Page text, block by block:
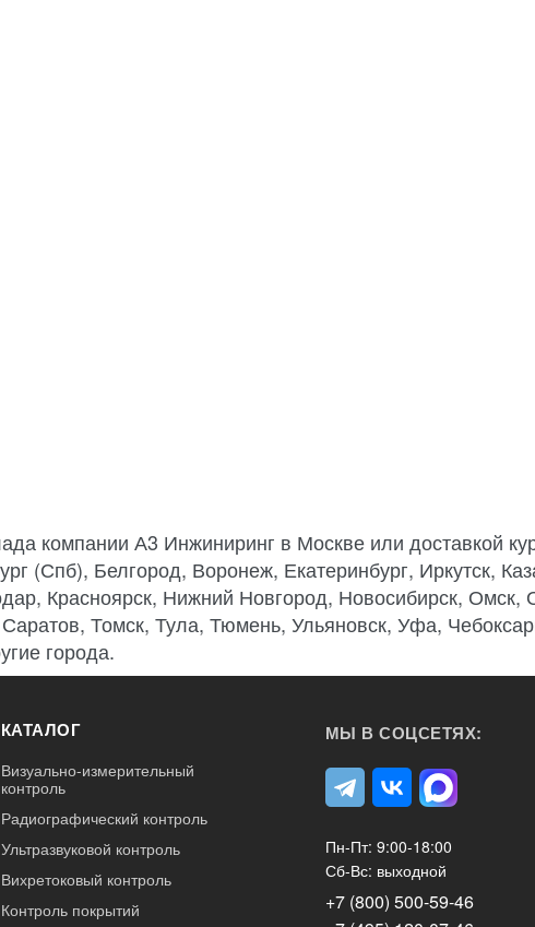
компании А3 Инжиниринг в Москве или доставкой
(Спб), Белгород, Воронеж, Екатеринбург, Иркутск,
Красноярск, Нижний Новгород, Новосибирск, Омск,
Томск, Тула, Тюмень, Ульяновск, Уфа,
города.
КАТАЛОГ
Визуально-измерительный
контроль
Радиографический контроль
Ультразвуковой контроль
Вихретоковый контроль
Контроль покрытий
МЫ В СОЦСЕТЯХ:
Пн-Пт: 9:00-18:00
Сб-Вс: выходной
+7 (800) 500-59-46